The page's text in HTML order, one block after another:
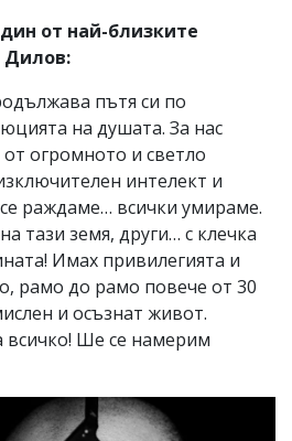
от най-близките
Дилов:
пътя си по
на душата. За нас
от огромното и светло
интелект и
раждаме… всички умираме.
тази земя, други… с клечка
Имах привилегията и
рамо до рамо повече от 30
и осъзнат живот.
всичко! Ше се намерим